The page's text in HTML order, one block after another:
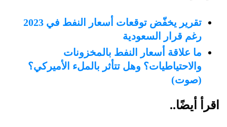
تقرير يخفّض توقعات أسعار النفط في 2023
رغم قرار السعودية
ما علاقة أسعار النفط بالمخزونات
والاحتياطيات؟ وهل تتأثر بالملء الأميركي؟
(صوت)
اقرأ أيضًا..